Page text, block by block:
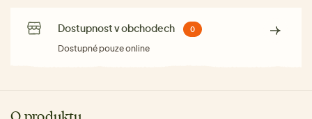
Dostupnost v obchodech 0
Dostupné pouze online